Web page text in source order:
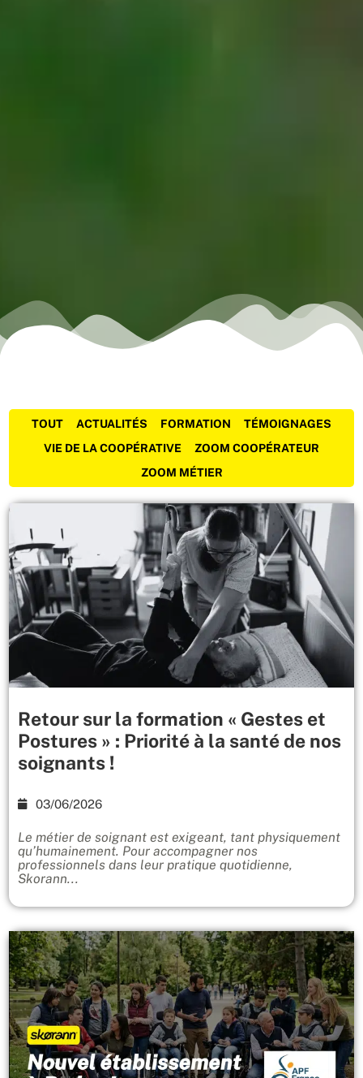
ACTUALITÉS FORMATION
TÉMOIGNAGES
VIE DE LA COOPÉRATIVE
ZOOM COOPÉRATEUR
ZOOM MÉTIER
TOUT
Retour sur la formation « Gestes et
Postures » : Priorité à la santé de nos
soignants !
03/06/2026
Le métier de soignant est exigeant, tant physiquement
qu’humainement. Pour accompagner nos
professionnels dans leur pratique quotidienne,
Skorann...